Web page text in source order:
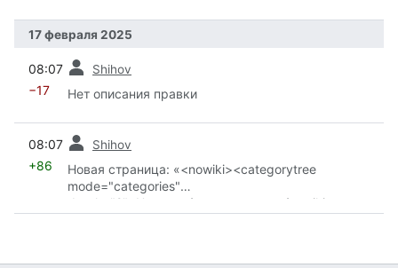
17 февраля 2025
08:07 Shihov
−17 Нет описания правки
08:07 Shihov
+86
Новая страница: «<nowiki><categorytree
mode="categories"
depth="2">Начало</categorytree></nowiki>»